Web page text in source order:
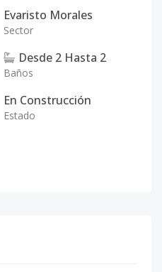
Evaristo Morales
Sector
Desde 2 Hasta 2
Baños
En Construcción
Estado